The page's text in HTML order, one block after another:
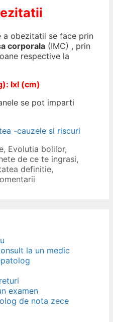
a obezitatii se face prin
corporala (IMC) , prin
respective la
IxI (cm)
se pot imparti
-cauzele si riscuri
, Evolutia bolilor,
de ce te ingrasi,
definitie,
la un medic
examen
de nota zece